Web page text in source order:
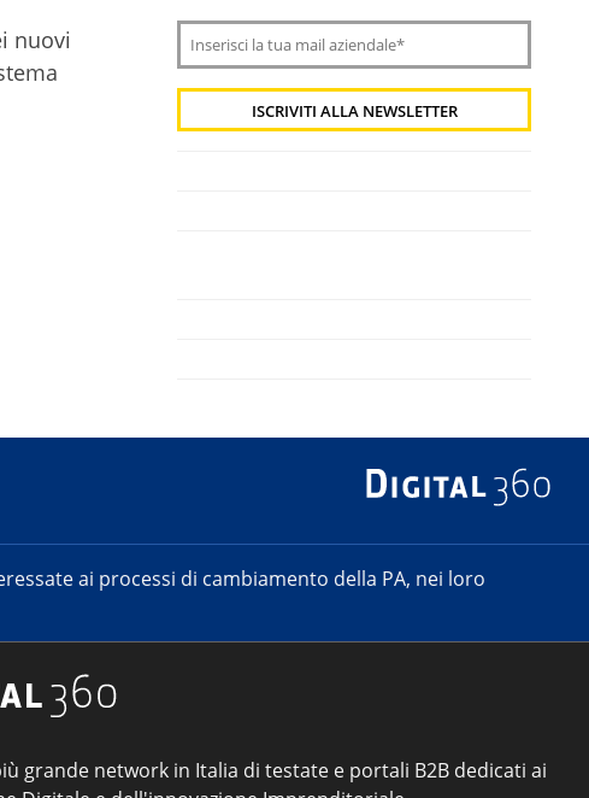
nuovi
ai processi di cambiamento della PA, nei loro
grande network in Italia di testate e portali B2B dedicati ai